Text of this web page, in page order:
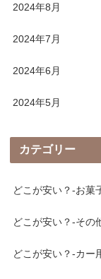
2024年8月
2024年7月
2024年6月
2024年5月
カテゴリー
どこが安い？-お菓
どこが安い？-その
どこが安い？-カー